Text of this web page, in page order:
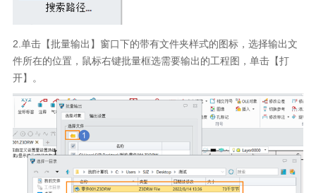
2.单击【批量输出】窗口下的带有文件夹样式的图标，选择输出文
件所在的位置，鼠标右键批量框选需要输出的工程图，单击【打
开】。